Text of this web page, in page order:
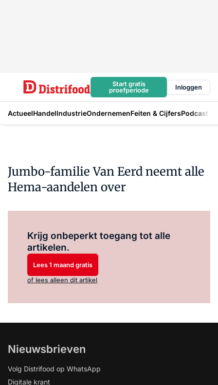
Start gratis
proefperiode
Inloggen
ActueelHandelIndustrieOndernemenFeiten & CijfersPodcast
Jumbo-familie Van Eerd neemt alle
Hema-aandelen over
Krijg onbeperkt toegang tot alle
artikelen.
Lees 1 maand gratis
of lees alleen dit artikel
Nieuwsbrieven
Volg Distrifood op WhatsApp
Digitale krant